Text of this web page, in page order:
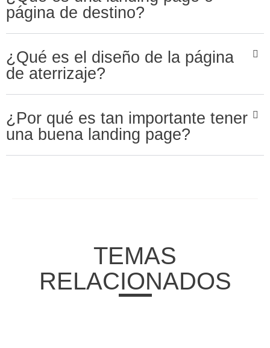
página de destino?
¿Qué es el diseño de la página
de aterrizaje?
¿Por qué es tan importante tener
una buena landing page?
TEMAS
RELACIONADOS